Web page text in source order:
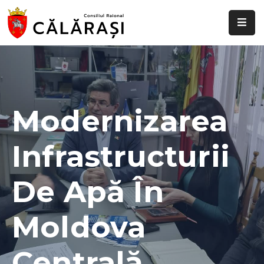
Despre
evenimente
Transparență
decizională
Comisii
raionale
Funcții
vacante
Modernizarea
Infrastructurii
De Apă În
Moldova